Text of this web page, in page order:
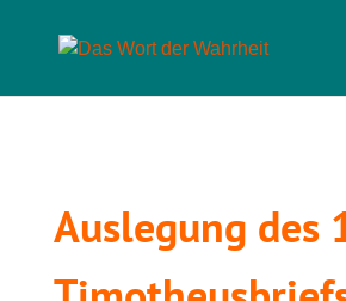
Auslegung des